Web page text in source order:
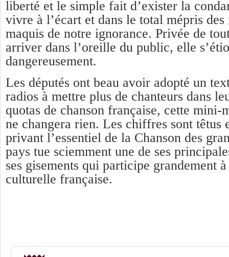
liberté et le simple fait d’exister la
vivre à l’écart et dans le total mépris des
maquis de notre ignorance. Privée de
arriver dans l’oreille du public, elle
dangereusement.
Les députés ont beau avoir adopté un
radios à mettre plus de chanteurs dans
quotas de chanson française, cette mini-
ne changera rien. Les chiffres sont têtus
privant l’essentiel de la Chanson des
pays tue sciemment une de ses
ses gisements qui participe grandement
culturelle française.